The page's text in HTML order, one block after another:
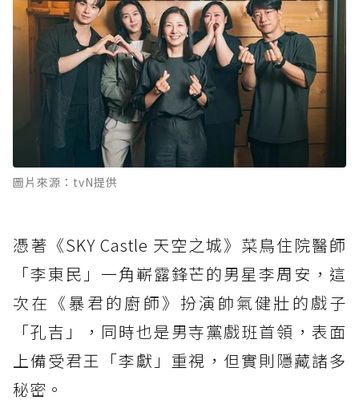
圖片來源：tvN提供
憑著《SKY Castle 天空之城》菜鳥住院醫師
「李東民」一角嶄露鋒芒的男星李周安，這
次在《暴君的廚師》扮演帥氣健壯的戲子
「孔吉」，同時也是男寺黨戲班首領，表面
上備受君王「李獻」重視，但實則隱藏諸多
秘密。